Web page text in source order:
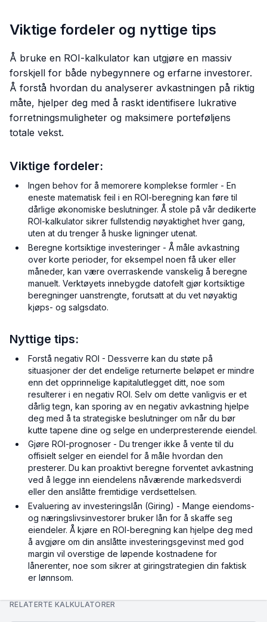
Viktige fordeler og nyttige tips
Å bruke en ROI-kalkulator kan utgjøre en massiv
forskjell for både nybegynnere og erfarne investorer.
Å forstå hvordan du analyserer avkastningen på riktig
måte, hjelper deg med å raskt identifisere lukrative
forretningsmuligheter og maksimere porteføljens
totale vekst.
Viktige fordeler:
Ingen behov for å memorere komplekse formler - En
eneste matematisk feil i en ROI-beregning kan føre til
dårlige økonomiske beslutninger. Å stole på vår dedikerte
ROI-kalkulator sikrer fullstendig nøyaktighet hver gang,
uten at du trenger å huske ligninger utenat.
Beregne kortsiktige investeringer - Å måle avkastning
over korte perioder, for eksempel noen få uker eller
måneder, kan være overraskende vanskelig å beregne
manuelt. Verktøyets innebygde datofelt gjør kortsiktige
beregninger uanstrengte, forutsatt at du vet nøyaktig
kjøps- og salgsdato.
Nyttige tips:
Forstå negativ ROI - Dessverre kan du støte på
situasjoner der det endelige returnerte beløpet er mindre
enn det opprinnelige kapitalutlegget ditt, noe som
resulterer i en negativ ROI. Selv om dette vanligvis er et
dårlig tegn, kan sporing av en negativ avkastning hjelpe
deg med å ta strategiske beslutninger om når du bør
kutte tapene dine og selge en underpresterende eiendel.
Gjøre ROI-prognoser - Du trenger ikke å vente til du
offisielt selger en eiendel for å måle hvordan den
presterer. Du kan proaktivt beregne forventet avkastning
ved å legge inn eiendelens nåværende markedsverdi
eller den anslåtte fremtidige verdsettelsen.
Evaluering av investeringslån (Giring) - Mange eiendoms-
og næringslivsinvestorer bruker lån for å skaffe seg
eiendeler. Å kjøre en ROI-beregning kan hjelpe deg med
å avgjøre om din anslåtte investeringsgevinst med god
margin vil overstige de løpende kostnadene for
lånerenter, noe som sikrer at giringstrategien din faktisk
er lønnsom.
RELATERTE KALKULATORER